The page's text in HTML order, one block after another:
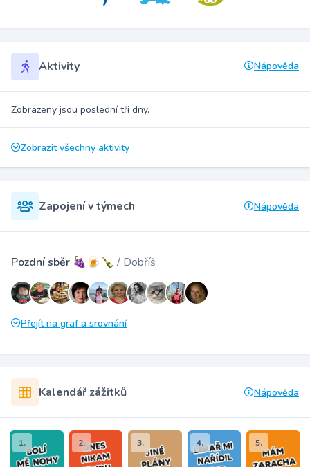
Aktivity Nápověda
Zobrazeny jsou poslední tři dny.
Zobrazit všechny aktivity
Zapojení v týmech Nápověda
Pozdní sběr 🍇🍺🍾 / Dobříš
Přejít na graf a srovnání
Kalendář zážitků Nápověda
1. 2. 3. 4. 5.